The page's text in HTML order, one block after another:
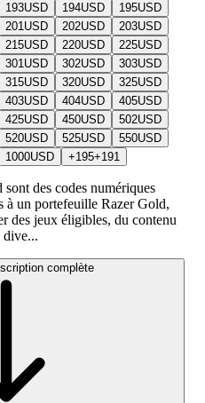
193USD 194USD 195USD
201USD 202USD 203USD
215USD 220USD 225USD
301USD 302USD 303USD
315USD 320USD 325USD
403USD 404USD 405USD
425USD 450USD 502USD
520USD 525USD 550USD
1000USD +195+191
des codes numériques
à un portefeuille Razer Gold,
des jeux éligibles, du contenu
dive...
complète